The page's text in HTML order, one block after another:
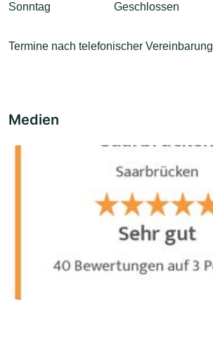
Sonntag Geschlossen
Termine nach telefonischer Vereinbarung
Medien